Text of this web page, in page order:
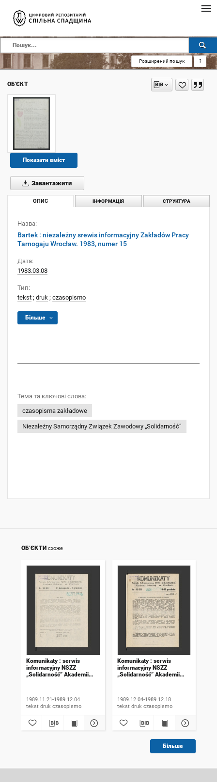
Розширений пошук ?
ОБ'ЄКТ
Показати вміст
Завантажити
ОПИС ІНФОРМАЦІЯ СТРУКТУРА
Назва:
Bartek : niezależny srewis informacyjny Zakładów Pracy
Tarnogaju Wrocław. 1983, numer 15
Дата:
1983.03.08
Тип:
tekst ; druk ; czasopismo
Більше
Тема та ключові слова:
czasopisma zakładowe
Niezależny Samorządny Związek Zawodowy „Solidarność”
ОБ’ЄКТИ схоже
Komunikaty : serwis
informacyjny NSZZ
„Solidarność” Akademii
1989.11.21-1989.12.04
tekst druk czasopismo
Komunikaty : serwis
informacyjny NSZZ
„Solidarność” Akademii
1989.12.04-1989.12.18
tekst druk czasopismo
Більше